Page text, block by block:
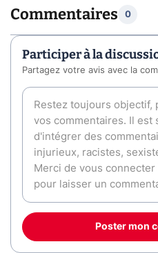
Commentaires 0
Participer à la
Partagez votre avis avec la
Poster mon